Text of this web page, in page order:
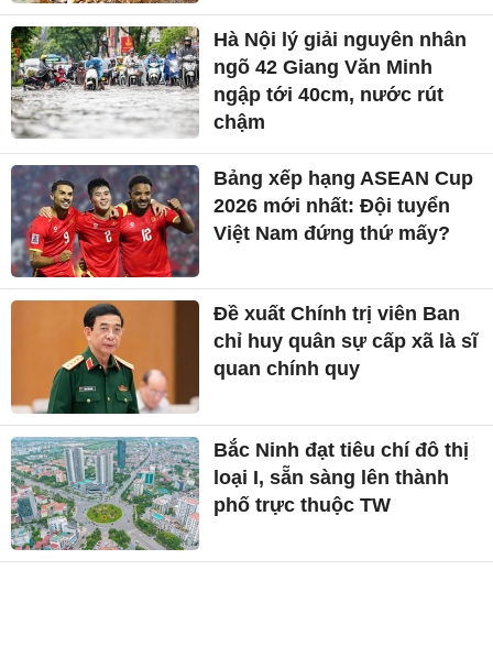
Hà Nội lý giải nguyên nhân
ngõ 42 Giang Văn Minh
ngập tới 40cm, nước rút
chậm
Bảng xếp hạng ASEAN Cup
2026 mới nhất: Đội tuyển
Việt Nam đứng thứ mấy?
Đề xuất Chính trị viên Ban
chỉ huy quân sự cấp xã là sĩ
quan chính quy
Bắc Ninh đạt tiêu chí đô thị
loại I, sẵn sàng lên thành
phố trực thuộc TW